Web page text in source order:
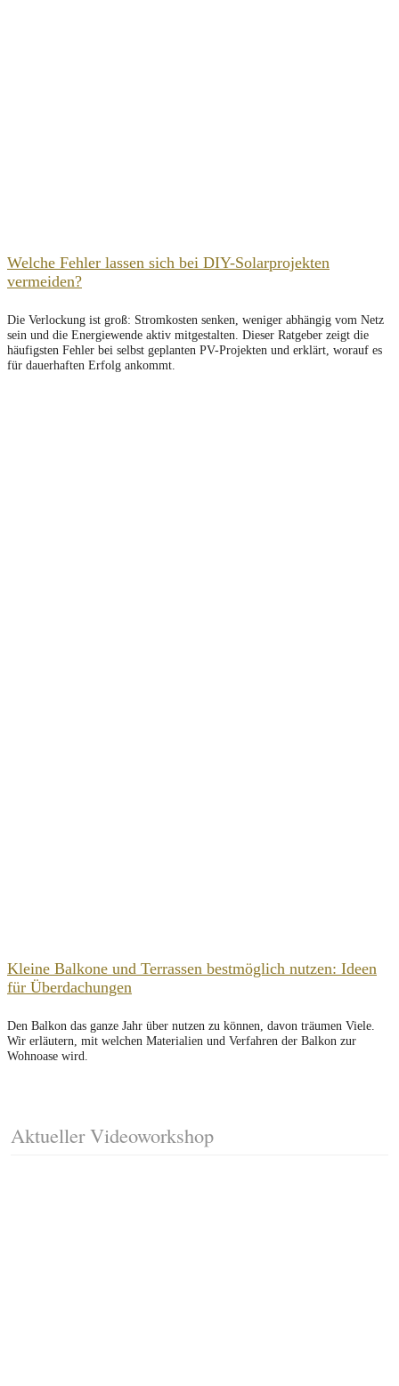
Welche Fehler lassen sich bei DIY-Solarprojekten
vermeiden?
Die Verlockung ist groß: Stromkosten senken, weniger abhängig vom Netz
sein und die Energiewende aktiv mitgestalten. Dieser Ratgeber zeigt die
häufigsten Fehler bei selbst geplanten PV-Projekten und erklärt, worauf es
für dauerhaften Erfolg ankommt.
Kleine Balkone und Terrassen bestmöglich nutzen: Ideen
für Überdachungen
Den Balkon das ganze Jahr über nutzen zu können, davon träumen Viele.
Wir erläutern, mit welchen Materialien und Verfahren der Balkon zur
Wohnoase wird.
Aktueller Videoworkshop